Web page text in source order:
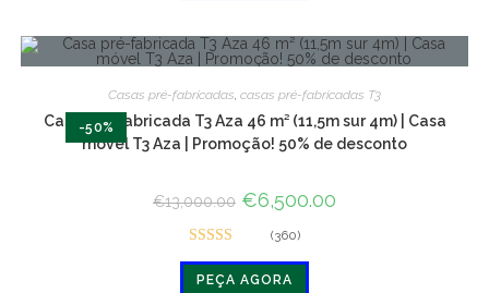
-50%
Casas pré-fabricadas, casas pré-fabricadas T3
Casa pré-fabricada T3 Aza 46 m² (11,5m sur 4m) | Casa
móvel T3 Aza | Promoção! 50% de desconto
€13,000.00 O
preço
original
€13,000.00.
€6,500.00
4.8 de 5
(360)
PEÇA AGORA